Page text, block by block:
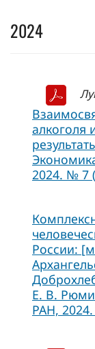
2024
алкоголя
2024. № 7
России:
Е. В.
РАН,